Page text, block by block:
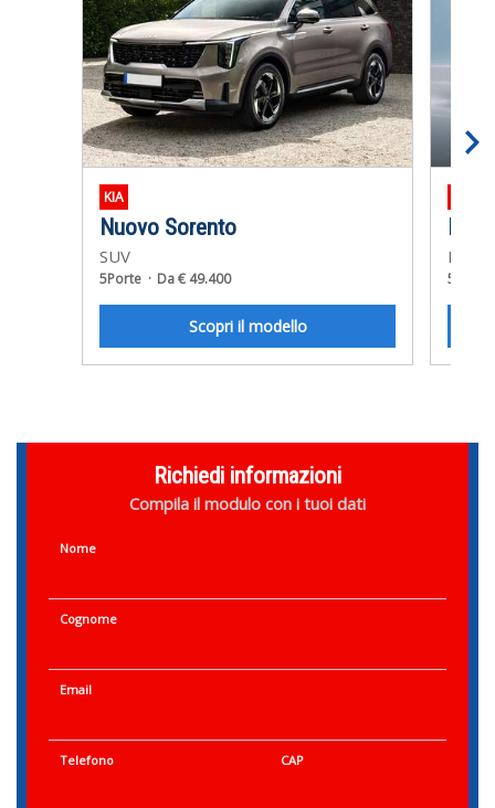
KIA
Nuovo Sorento
SUV
5Porte Da € 49.400
Scopri il modello
5Porte
Richiedi informazioni
Compila il modulo con i tuoi dati
Nome
Cognome
Email
Telefono CAP